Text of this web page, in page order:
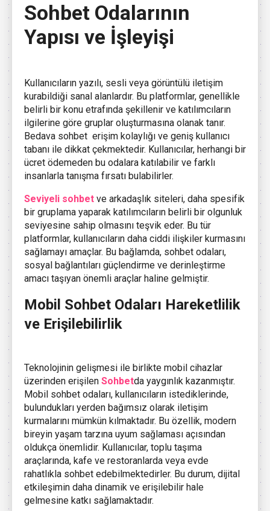
Sohbet Odalarının
Yapısı ve İşleyişi
Kullanıcıların yazılı, sesli veya görüntülü iletişim
kurabildiği sanal alanlardır. Bu platformlar, genellikle
belirli bir konu etrafında şekillenir ve katılımcıların
ilgilerine göre gruplar oluşturmasına olanak tanır.
Bedava sohbet erişim kolaylığı ve geniş kullanıcı
tabanı ile dikkat çekmektedir. Kullanıcılar, herhangi bir
ücret ödemeden bu odalara katılabilir ve farklı
insanlarla tanışma fırsatı bulabilirler.
Seviyeli sohbet ve arkadaşlık siteleri, daha spesifik
bir gruplama yaparak katılımcıların belirli bir olgunluk
seviyesine sahip olmasını teşvik eder. Bu tür
platformlar, kullanıcıların daha ciddi ilişkiler kurmasını
sağlamayı amaçlar. Bu bağlamda, sohbet odaları,
sosyal bağlantıları güçlendirme ve derinleştirme
amacı taşıyan önemli araçlar haline gelmiştir.
Mobil Sohbet Odaları Hareketlilik
ve Erişilebilirlik
Teknolojinin gelişmesi ile birlikte mobil cihazlar
üzerinden erişilen Sohbetda yaygınlık kazanmıştır.
Mobil sohbet odaları, kullanıcıların istediklerinde,
bulundukları yerden bağımsız olarak iletişim
kurmalarını mümkün kılmaktadır. Bu özellik, modern
bireyin yaşam tarzına uyum sağlaması açısından
oldukça önemlidir. Kullanıcılar, toplu taşıma
araçlarında, kafe ve restoranlarda veya evde
rahatlıkla sohbet edebilmektedirler. Bu durum, dijital
etkileşimin daha dinamik ve erişilebilir hale
gelmesine katkı sağlamaktadır.